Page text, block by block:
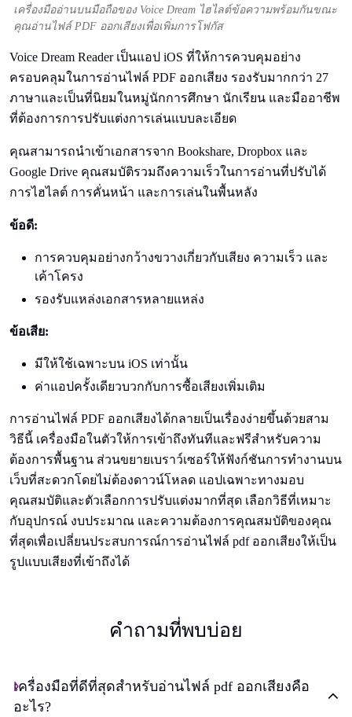
เครื่องมืออ่านบนมือถือของ Voice Dream ไฮไลต์ข้อความพร้อมกันขณะ
คุณอ่านไฟล์ PDF ออกเสียงเพื่อเพิ่มการโฟกัส
Voice Dream Reader เป็นแอป iOS ที่ให้การควบคุมอย่าง
ครอบคลุมในการอ่านไฟล์ PDF ออกเสียง รองรับมากกว่า 27
ภาษาและเป็นที่นิยมในหมู่นักการศึกษา นักเรียน และมืออาชีพ
ที่ต้องการการปรับแต่งการเล่นแบบละเอียด
คุณสามารถนำเข้าเอกสารจาก Bookshare, Dropbox และ
Google Drive คุณสมบัติรวมถึงความเร็วในการอ่านที่ปรับได้
การไฮไลต์ การคั่นหน้า และการเล่นในพื้นหลัง
ข้อดี:
การควบคุมอย่างกว้างขวางเกี่ยวกับเสียง ความเร็ว และ
เค้าโครง
รองรับแหล่งเอกสารหลายแหล่ง
ข้อเสีย:
มีให้ใช้เฉพาะบน iOS เท่านั้น
ค่าแอปครั้งเดียวบวกกับการซื้อเสียงเพิ่มเติม
การอ่านไฟล์ PDF ออกเสียงได้กลายเป็นเรื่องง่ายขึ้นด้วยสาม
วิธีนี้ เครื่องมือในตัวให้การเข้าถึงทันทีและฟรีสำหรับความ
ต้องการพื้นฐาน ส่วนขยายเบราว์เซอร์ให้ฟังก์ชันการทำงานบน
เว็บที่สะดวกโดยไม่ต้องดาวน์โหลด แอปเฉพาะทางมอบ
คุณสมบัติและตัวเลือกการปรับแต่งมากที่สุด เลือกวิธีที่เหมาะ
กับอุปกรณ์ งบประมาณ และความต้องการคุณสมบัติของคุณ
ที่สุดเพื่อเปลี่ยนประสบการณ์การอ่านไฟล์ pdf ออกเสียงให้เป็น
รูปแบบเสียงที่เข้าถึงได้
คําถามที่พบบ่อย
เครื่องมือที่ดีที่สุดสำหรับอ่านไฟล์ pdf ออกเสียงคือ
อะไร?